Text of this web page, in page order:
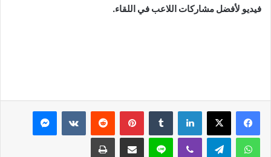
فيديو لأفضل مشاركات اللاعب في اللقاء.
لينكدإن بينتيريست ماسنجر
واتساب تيلقرام ڤايبر لاين مشاركة عبر البريد طباعة